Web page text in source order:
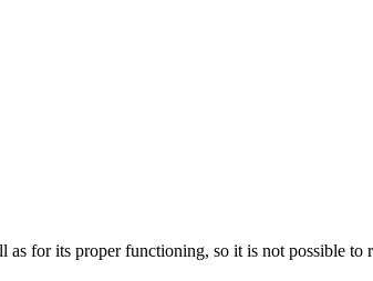
for its proper functioning, so it is not possible